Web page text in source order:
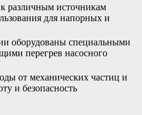
различным источникам
для напорных и
оборудованы специальными
перегрев насосного
от механических частиц и
и безопасность